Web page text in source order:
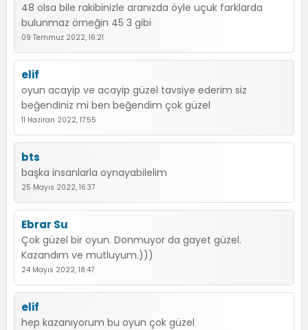
48 olsa bile rakibinizle aranızda öyle uçuk farklarda
bulunmaz örneğin 45 3 gibi
09 Temmuz 2022, 16:21
elif
oyun acayip ve acayip güzel tavsiye ederim siz
beğendiniz mi ben beğendim çok güzel
11 Haziran 2022, 17:55
bts
başka insanlarla oynayabilelim
25 Mayıs 2022, 16:37
Ebrar Su
Çok güzel bir oyun. Donmuyor da gayet güzel.
Kazandım ve mutluyum.)))
24 Mayıs 2022, 18:47
elif
hep kazanıyorum bu oyun çok güzel